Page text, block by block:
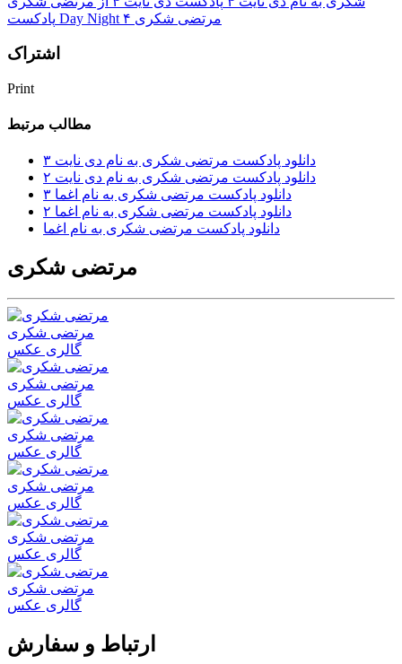
پادکست Day Night ۴ مرتضی شکری
اشتراک
Print
مطالب مرتبط
دانلود پادکست مرتضی شکری به نام دی نایت ۳
دانلود پادکست مرتضی شکری به نام دی نایت ۲
دانلود پادکست مرتضی شکری به نام اغما ۳
دانلود پادکست مرتضی شکری به نام اغما ۲
دانلود پادکست مرتضی شکری به نام اغما
مرتضی شکری
مرتضی شکری
گالری عکس
مرتضی شکری
گالری عکس
مرتضی شکری
گالری عکس
مرتضی شکری
گالری عکس
مرتضی شکری
گالری عکس
مرتضی شکری
گالری عکس
ارتباط و سفارش